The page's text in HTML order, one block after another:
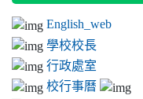
English_web
學校校長
行政處室
校行事曆